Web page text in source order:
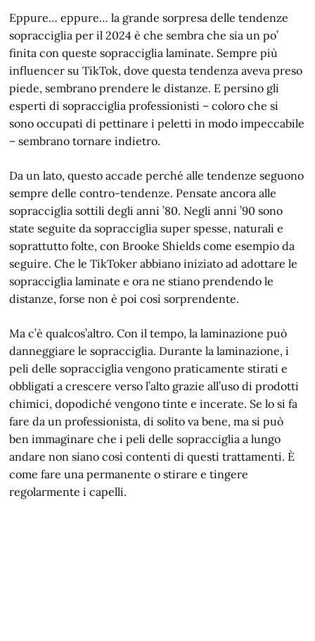
Eppure… eppure… la grande sorpresa delle tendenze
sopracciglia per il 2024 è che sembra che sia un po’
finita con queste sopracciglia laminate. Sempre più
influencer su TikTok, dove questa tendenza aveva preso
piede, sembrano prendere le distanze. E persino gli
esperti di sopracciglia professionisti – coloro che si
sono occupati di pettinare i peletti in modo impeccabile
– sembrano tornare indietro.
Da un lato, questo accade perché alle tendenze seguono
sempre delle contro-tendenze. Pensate ancora alle
sopracciglia sottili degli anni ’80. Negli anni ’90 sono
state seguite da sopracciglia super spesse, naturali e
soprattutto folte, con Brooke Shields come esempio da
seguire. Che le TikToker abbiano iniziato ad adottare le
sopracciglia laminate e ora ne stiano prendendo le
distanze, forse non è poi così sorprendente.
Ma c’è qualcos’altro. Con il tempo, la laminazione può
danneggiare le sopracciglia. Durante la laminazione, i
peli delle sopracciglia vengono praticamente stirati e
obbligati a crescere verso l’alto grazie all’uso di prodotti
chimici, dopodiché vengono tinte e incerate. Se lo si fa
fare da un professionista, di solito va bene, ma si può
ben immaginare che i peli delle sopracciglia a lungo
andare non siano così contenti di questi trattamenti. È
come fare una permanente o stirare e tingere
regolarmente i capelli.